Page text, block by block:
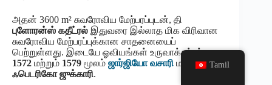
அதன் 3600 m² சுவரோவிய மேற்பரப்புடன், தி
புளோரன்ஸ் கதீட்ரல் இதுவரை இல்லாத மிக விரிவான
சுவரோவிய மேற்பரப்புக்கான சாதனையைப்
பெற்றுள்ளது. இடையே ஓவியங்கள் உருவாக்கப்பட்டன
1572 மற்றும் 1579 மூலம் ஜார்ஜியோ வசாரி மற்றும்
ஃபெடரிகோ ஜுக்காரி.
Tamil